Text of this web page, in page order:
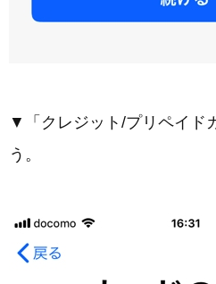
▼「クレジット/プリペイド
う。